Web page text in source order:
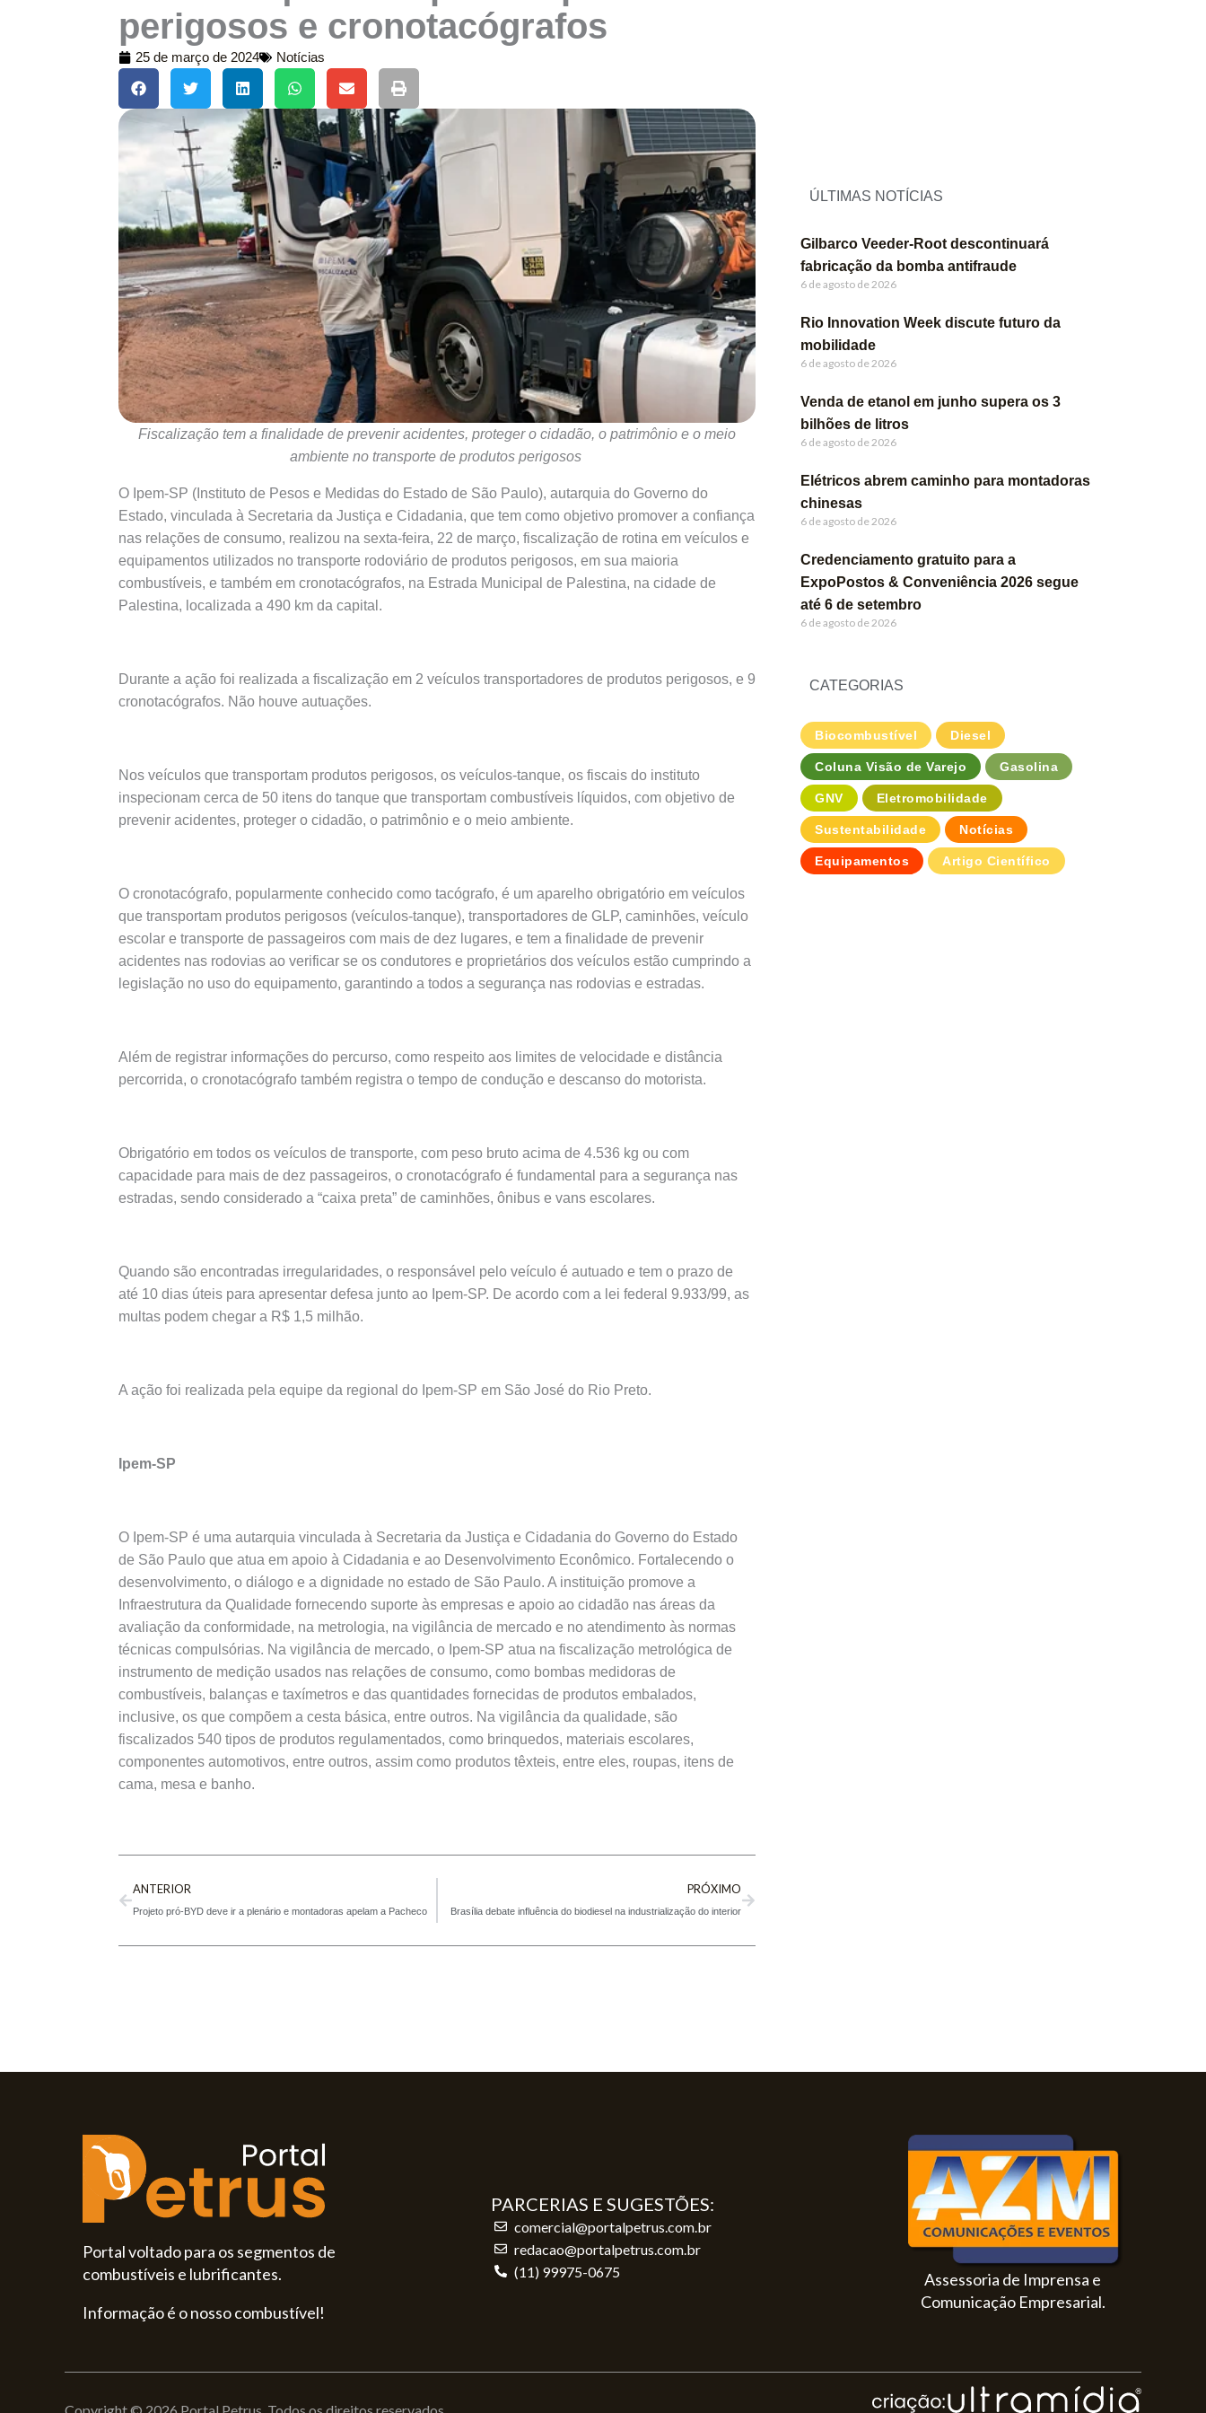
perigosos e cronotacógrafos
25 de março de 2024 Notícias
Fiscalização tem a finalidade de prevenir acidentes, proteger o cidadão, o patrimônio e o meio
ambiente no transporte de produtos perigosos
O Ipem-SP (Instituto de Pesos e Medidas do Estado de São Paulo), autarquia do Governo do
Estado, vinculada à Secretaria da Justiça e Cidadania, que tem como objetivo promover a confiança
nas relações de consumo, realizou na sexta-feira, 22 de março, fiscalização de rotina em veículos e
equipamentos utilizados no transporte rodoviário de produtos perigosos, em sua maioria
combustíveis, e também em cronotacógrafos, na Estrada Municipal de Palestina, na cidade de
Palestina, localizada a 490 km da capital.
Durante a ação foi realizada a fiscalização em 2 veículos transportadores de produtos perigosos, e 9
cronotacógrafos. Não houve autuações.
Nos veículos que transportam produtos perigosos, os veículos-tanque, os fiscais do instituto
inspecionam cerca de 50 itens do tanque que transportam combustíveis líquidos, com objetivo de
prevenir acidentes, proteger o cidadão, o patrimônio e o meio ambiente.
O cronotacógrafo, popularmente conhecido como tacógrafo, é um aparelho obrigatório em veículos
que transportam produtos perigosos (veículos-tanque), transportadores de GLP, caminhões, veículo
escolar e transporte de passageiros com mais de dez lugares, e tem a finalidade de prevenir
acidentes nas rodovias ao verificar se os condutores e proprietários dos veículos estão cumprindo a
legislação no uso do equipamento, garantindo a todos a segurança nas rodovias e estradas.
Além de registrar informações do percurso, como respeito aos limites de velocidade e distância
percorrida, o cronotacógrafo também registra o tempo de condução e descanso do motorista.
Obrigatório em todos os veículos de transporte, com peso bruto acima de 4.536 kg ou com
capacidade para mais de dez passageiros, o cronotacógrafo é fundamental para a segurança nas
estradas, sendo considerado a “caixa preta” de caminhões, ônibus e vans escolares.
Quando são encontradas irregularidades, o responsável pelo veículo é autuado e tem o prazo de
até 10 dias úteis para apresentar defesa junto ao Ipem-SP. De acordo com a lei federal 9.933/99, as
multas podem chegar a R$ 1,5 milhão.
A ação foi realizada pela equipe da regional do Ipem-SP em São José do Rio Preto.
Ipem-SP
O Ipem-SP é uma autarquia vinculada à Secretaria da Justiça e Cidadania do Governo do Estado
de São Paulo que atua em apoio à Cidadania e ao Desenvolvimento Econômico. Fortalecendo o
desenvolvimento, o diálogo e a dignidade no estado de São Paulo. A instituição promove a
Infraestrutura da Qualidade fornecendo suporte às empresas e apoio ao cidadão nas áreas da
avaliação da conformidade, na metrologia, na vigilância de mercado e no atendimento às normas
técnicas compulsórias. Na vigilância de mercado, o Ipem-SP atua na fiscalização metrológica de
instrumento de medição usados nas relações de consumo, como bombas medidoras de
combustíveis, balanças e taxímetros e das quantidades fornecidas de produtos embalados,
inclusive, os que compõem a cesta básica, entre outros. Na vigilância da qualidade, são
fiscalizados 540 tipos de produtos regulamentados, como brinquedos, materiais escolares,
componentes automotivos, entre outros, assim como produtos têxteis, entre eles, roupas, itens de
cama, mesa e banho.
ANTERIOR
Projeto pró-BYD deve ir a plenário e montadoras apelam a Pacheco
PRÓXIMO
Brasília debate influência do biodiesel na industrialização do interior
ÚLTIMAS NOTÍCIAS
Gilbarco Veeder-Root descontinuará
fabricação da bomba antifraude
6 de agosto de 2026
Rio Innovation Week discute futuro da
mobilidade
6 de agosto de 2026
Venda de etanol em junho supera os 3
bilhões de litros
6 de agosto de 2026
Elétricos abrem caminho para montadoras
chinesas
6 de agosto de 2026
Credenciamento gratuito para a
ExpoPostos & Conveniência 2026 segue
até 6 de setembro
6 de agosto de 2026
CATEGORIAS
Biocombustível Diesel
Coluna Visão de Varejo Gasolina
GNV Eletromobilidade
Sustentabilidade Notícias
Equipamentos Artigo Científico
Portal voltado para os segmentos de
combustíveis e lubrificantes.
Informação é o nosso combustível!
PARCERIAS E SUGESTÕES:
comercial@portalpetrus.com.br
redacao@portalpetrus.com.br
(11) 99975-0675
Assessoria de Imprensa e
Comunicação Empresarial.
Copyright © 2026 Portal Petrus. Todos os direitos reservados.